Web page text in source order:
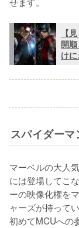
【
開
け
スパイダー
マーベルの大人
には登場してこ
ーの映像化権を
ャーズが持って
初めてMCUへの